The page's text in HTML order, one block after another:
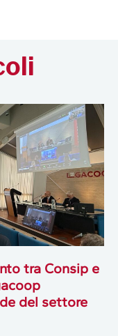
tra Consip e
del settore